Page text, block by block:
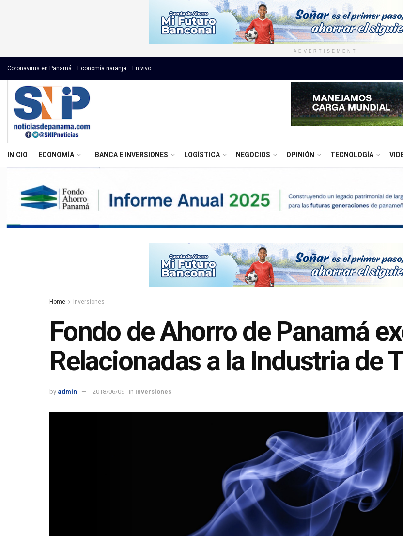
ADVERTISEMENT
Coronavirus en Panamá Economía naranja En vivo
INICIO ECONOMÍA BANCA E INVERSIONES LOGÍSTICA NEGOCIOS OPINIÓN TECNOLOGÍA
Home Inversiones
Fondo de Ahorro de Panamá
Relacionadas a la Industria de
by admin 2018/06/09 in Inversiones